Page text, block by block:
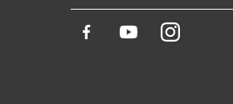
Facebook YoutubeInstagram